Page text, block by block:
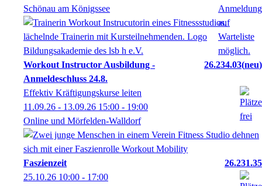
Schönau am Königssee
Workout Instructor Ausbildung -
Anmeldeschluss 24.8.
26.234.03 neu
Effektiv Kräftigungskurse leiten
11.09.26 - 13.09.26 15:00 - 19:00
Online und Mörfelden-Walldorf
Faszienzeit
26.231.35
25.10.26 10:00 - 17:00